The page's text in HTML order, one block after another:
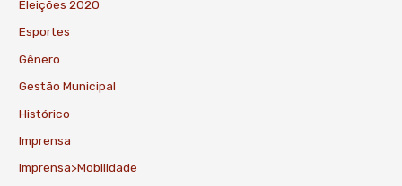
Eleições 2020
Esportes
Gênero
Gestão Municipal
Histórico
Imprensa
Imprensa>Mobilidade